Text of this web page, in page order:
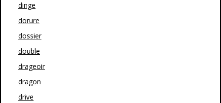
dinge
dorure
dossier
double
drageoir
dragon
drive